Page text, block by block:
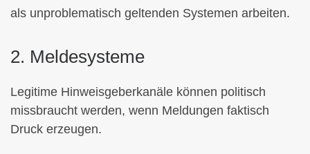
als unproblematisch geltenden Systemen arbeiten.
2. Meldesysteme
Legitime Hinweisgeberkanäle können politisch
missbraucht werden, wenn Meldungen faktisch
Druck erzeugen.